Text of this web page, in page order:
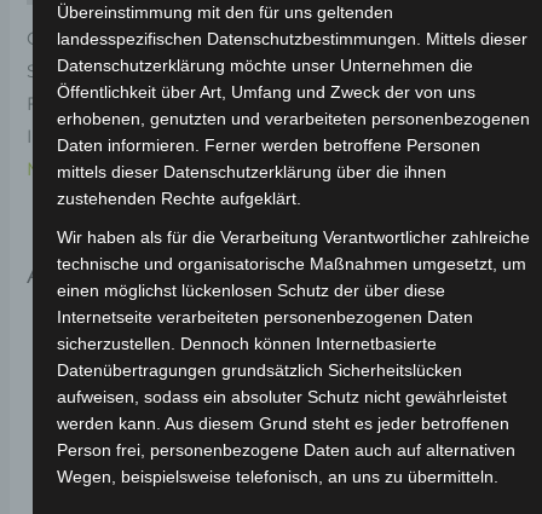
Original-Ersatzteil für den Elektro-Scooter VS2.
Scheinwerferabdeckung-weiss für optimale
Funktionalität und Haltbarkeit. Weitere
Informationen zum Fahrzeug findest du hier:
Motor Elektro-Scooter VS2.
Ähnliche Produkte
Übereinstimmung mit den für uns geltenden
landesspezifischen Datenschutzbestimmungen. Mittels dieser
Datenschutzerklärung möchte unser Unternehmen die
Öffentlichkeit über Art, Umfang und Zweck der von uns
erhobenen, genutzten und verarbeiteten personenbezogenen
Daten informieren. Ferner werden betroffene Personen
mittels dieser Datenschutzerklärung über die ihnen
zustehenden Rechte aufgeklärt.
Wir haben als für die Verarbeitung Verantwortlicher zahlreiche
technische und organisatorische Maßnahmen umgesetzt, um
einen möglichst lückenlosen Schutz der über diese
Internetseite verarbeiteten personenbezogenen Daten
sicherzustellen. Dennoch können Internetbasierte
Datenübertragungen grundsätzlich Sicherheitslücken
aufweisen, sodass ein absoluter Schutz nicht gewährleistet
werden kann. Aus diesem Grund steht es jeder betroffenen
Person frei, personenbezogene Daten auch auf alternativen
Wegen, beispielsweise telefonisch, an uns zu übermitteln.